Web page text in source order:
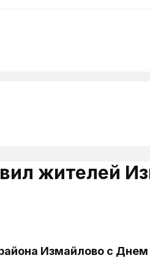
жителей
Измайлово с